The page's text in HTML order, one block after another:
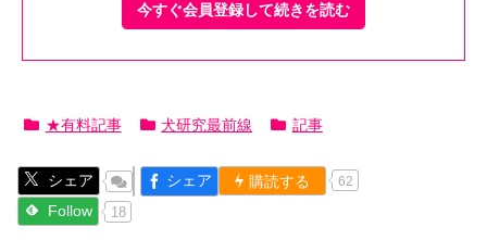
今すぐ会員登録して続きを読む
★有料記事 犬研究最前線 記事
シェア シェア 購読する 62
Follow 18